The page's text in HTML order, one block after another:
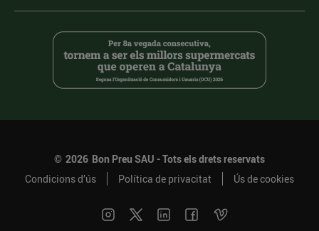
© 2026 Bon Preu SAU - Tots els drets reservats
Condicions d’ús
Política de privacitat Ús de cookies